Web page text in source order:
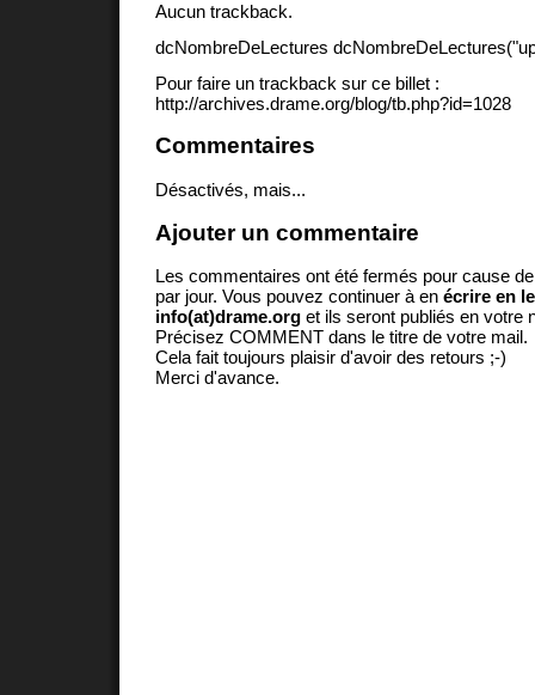
Aucun trackback.
dcNombreDeLectures
Pour faire un trackback sur ce billet :
http://archives.drame.org/blog/tb.php?id=1028
Commentaires
Désactivés, mais...
Ajouter un commentaire
Les commentaires ont été fermés pour cause
par jour. Vous pouvez continuer à en écrire en
info(at)drame.org et ils seront publiés en votre
Précisez COMMENT dans le titre de votre mail.
Cela fait toujours plaisir d'avoir des retours ;-)
Merci d'avance.